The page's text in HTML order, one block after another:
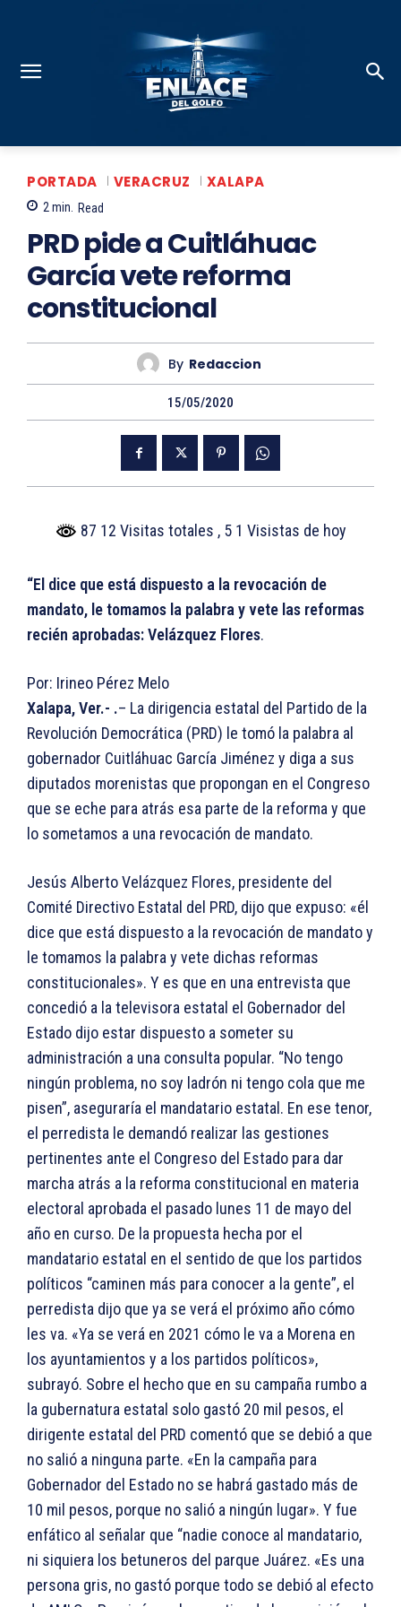
PORTADA VERACRUZ XALAPA
2 min. Read
PRD pide a Cuitláhuac
García vete reforma
constitucional
By Redaccion
15/05/2020
87 12 Visitas totales , 5 1 Visistas de hoy
“El dice que está dispuesto a la revocación de
mandato, le tomamos la palabra y vete las reformas
recién aprobadas: Velázquez Flores.
Por: Irineo Pérez Melo
Xalapa, Ver.- .– La dirigencia estatal del Partido de la
Revolución Democrática (PRD) le tomó la palabra al
gobernador Cuitláhuac García Jiménez y diga a sus
diputados morenistas que propongan en el Congreso
que se eche para atrás esa parte de la reforma y que
lo sometamos a una revocación de mandato.
Jesús Alberto Velázquez Flores, presidente del
Comité Directivo Estatal del PRD, dijo que expuso: «él
dice que está dispuesto a la revocación de mandato y
le tomamos la palabra y vete dichas reformas
constitucionales». Y es que en una entrevista que
concedió a la televisora estatal el Gobernador del
Estado dijo estar dispuesto a someter su
administración a una consulta popular. “No tengo
ningún problema, no soy ladrón ni tengo cola que me
pisen”, aseguraría el mandatario estatal. En ese tenor,
el perredista le demandó realizar las gestiones
pertinentes ante el Congreso del Estado para dar
marcha atrás a la reforma constitucional en materia
electoral aprobada el pasado lunes 11 de mayo del
año en curso. De la propuesta hecha por el
mandatario estatal en el sentido de que los partidos
políticos “caminen más para conocer a la gente”, el
perredista dijo que ya se verá el próximo año cómo
les va. «Ya se verá en 2021 cómo le va a Morena en
los ayuntamientos y a los partidos políticos»,
subrayó. Sobre el hecho que en su campaña rumbo a
la gubernatura estatal solo gastó 20 mil pesos, el
dirigente estatal del PRD comentó que se debió a que
no salió a ninguna parte. «En la campaña para
Gobernador del Estado no se habrá gastado más de
10 mil pesos, porque no salió a ningún lugar». Y fue
enfático al señalar que “nadie conoce al mandatario,
ni siquiera los betuneros del parque Juárez. «Es una
persona gris, no gastó porque todo se debió al efecto